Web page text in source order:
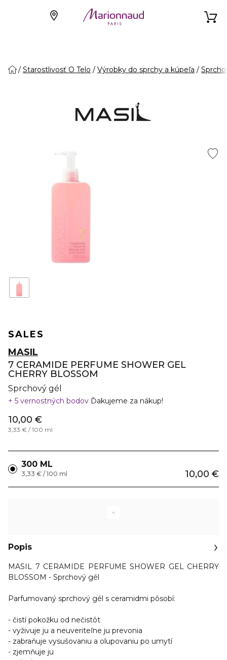
Starostlivosť O Telo Výrobky do sprchy a kúpeľa
SALES
MASIL
7 CERAMIDE PERFUME SHOWER GEL
CHERRY BLOSSOM
Sprchový gél
5 vernostných bodov Ďakujeme za nákup!
10,00 €
3,33 € / 100 ml
300 ML
10,00 €
3,33 € / 100 ml
Popis
MASIL 7 CERAMIDE PERFUME SHOWER GEL CHERRY
BLOSSOM - Sprchový gél
Parfumovaný sprchový gél s ceramidmi pôsobí:
- čistí pokožku od nečistôt
- vyživuje ju a neuveriteľne ju prevonia
- zabraňuje vysušovaniu a olupovaniu po umytí
- zjemňuje ju